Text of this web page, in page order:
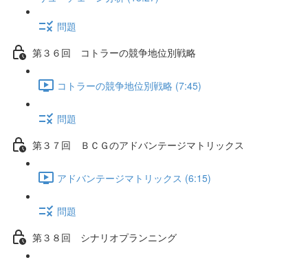
問題
第３６回 コトラーの競争地位別戦略
コトラーの競争地位別戦略 (7:45)
問題
第３７回 ＢＣＧのアドバンテージマトリックス
アドバンテージマトリックス (6:15)
問題
第３８回 シナリオプランニング